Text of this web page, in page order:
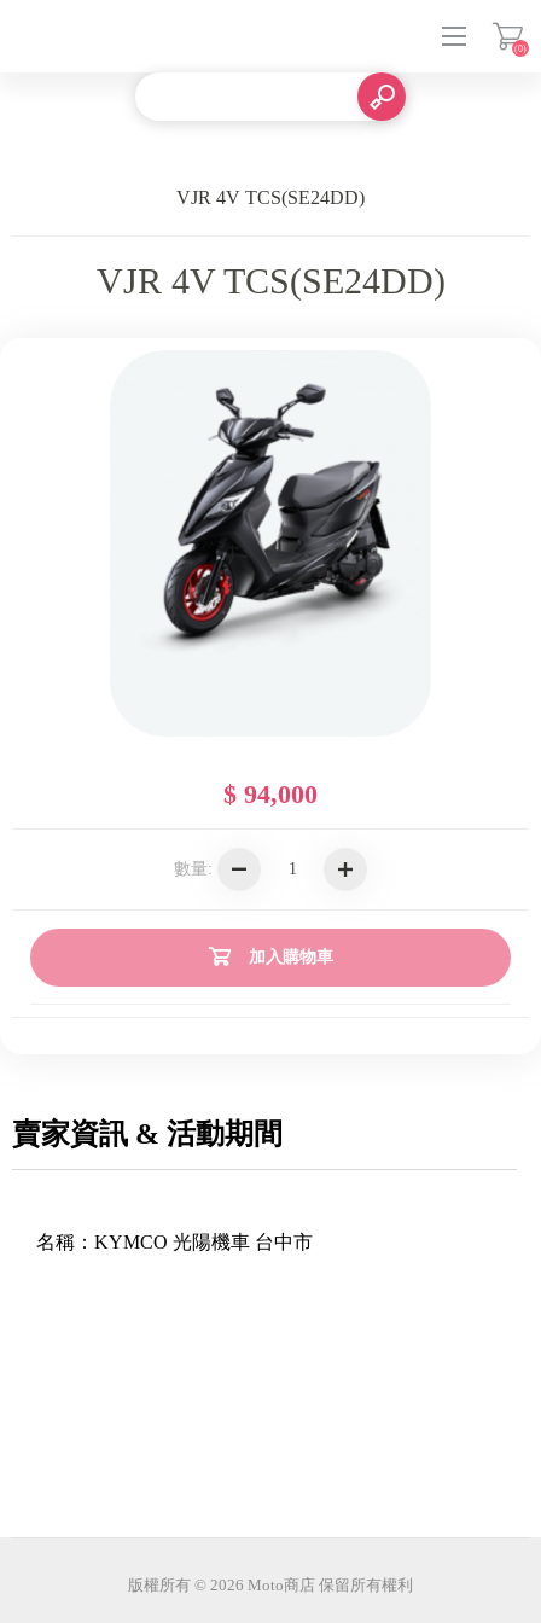
(0)
VJR 4V TCS(SE24DD)
VJR 4V TCS(SE24DD)
$ 94,000
數量:
加入購物車
賣家資訊 & 活動期間
名稱： KYMCO 光陽機車 台中市
版權所有 © 2026 Moto商店 保留所有權利